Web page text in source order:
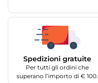
Spedizioni gratuite
Per tutti gli ordini che
superano l’importo di € 100.